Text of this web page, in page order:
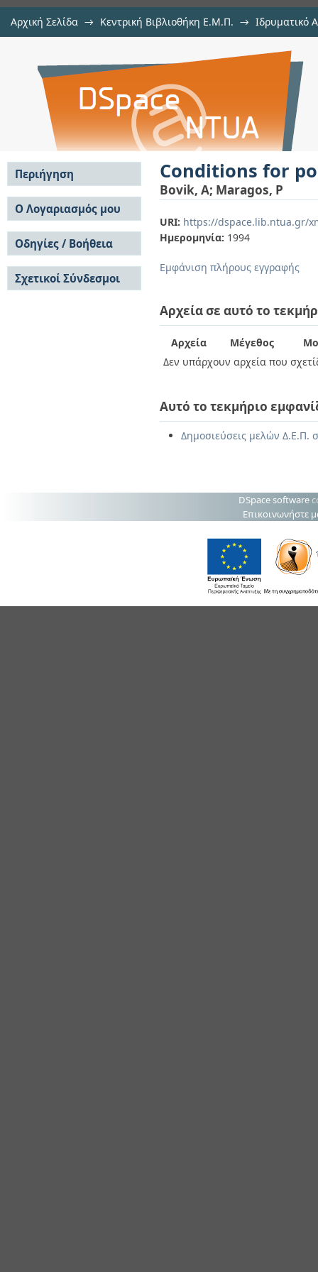
Αρχική Σελίδα → Κεντρική Βιβλιοθήκη Ε.Μ.Π. → Ιδρυματικό
Conditions for positivity of an
Conditions for
Bovik, A; Maragos, P
URI: https://dspace.lib.ntua.gr/
Ημερομηνία: 1994
Εμφάνιση πλήρους εγγραφής
Αρχεία σε αυτό το
Αρχεία Μέγεθος
Δεν υπάρχουν αρχεία που
Αυτό το τεκμήριο
Δημοσιεύσεις μελών Δ.Ε.Π.
Περιήγηση
Σε όλο το DSpace
Κοινότητες & Συλλογές
Ανά Ημερομηνία
Έκδοσης
Συγγραφείς
Τίτλοι
Θέματα
Ο Λογαριασμός μου
Σύνδεση
Εγγραφή
Οδηγίες / Βοήθεια
Οδηγίες Υποβολής
Οδηγίες Χρήσης ΙΑ
Συχνές Ερωτήσεις
Σχετικοί Σύνδεσμοι
DSpace software
Επικοινωνήστε